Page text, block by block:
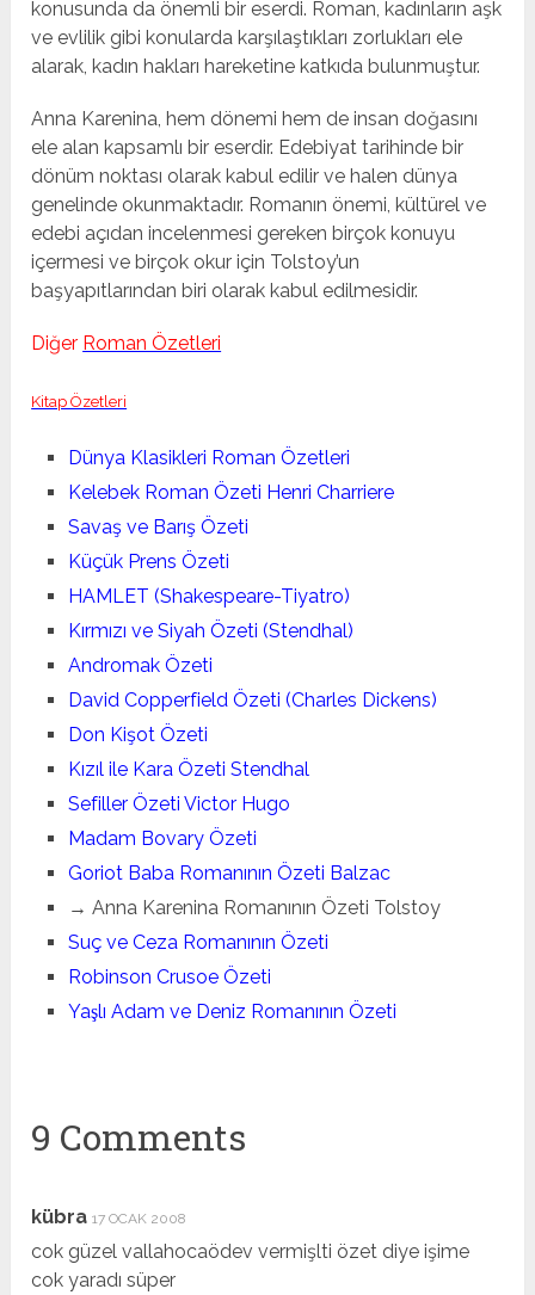
konusunda da önemli bir eserdi. Roman, kadınların aşk
ve evlilik gibi konularda karşılaştıkları zorlukları ele
alarak, kadın hakları hareketine katkıda bulunmuştur.
Anna Karenina, hem dönemi hem de insan doğasını
ele alan kapsamlı bir eserdir. Edebiyat tarihinde bir
dönüm noktası olarak kabul edilir ve halen dünya
genelinde okunmaktadır. Romanın önemi, kültürel ve
edebi açıdan incelenmesi gereken birçok konuyu
içermesi ve birçok okur için Tolstoy’un
başyapıtlarından biri olarak kabul edilmesidir.
Diğer Roman Özetleri
Kitap Özetleri
Dünya Klasikleri Roman Özetleri
Kelebek Roman Özeti Henri Charriere
Savaş ve Barış Özeti
Küçük Prens Özeti
HAMLET (Shakespeare-Tiyatro)
Kırmızı ve Siyah Özeti (Stendhal)
Andromak Özeti
David Copperfield Özeti (Charles Dickens)
Don Kişot Özeti
Kızıl ile Kara Özeti Stendhal
Sefiller Özeti Victor Hugo
Madam Bovary Özeti
Goriot Baba Romanının Özeti Balzac
→ Anna Karenina Romanının Özeti Tolstoy
Suç ve Ceza Romanının Özeti
Robinson Crusoe Özeti
Yaşlı Adam ve Deniz Romanının Özeti
9 Comments
kübra 17 OCAK 2008
cok güzel vallahocaödev vermişlti özet diye işime
cok yaradı süper